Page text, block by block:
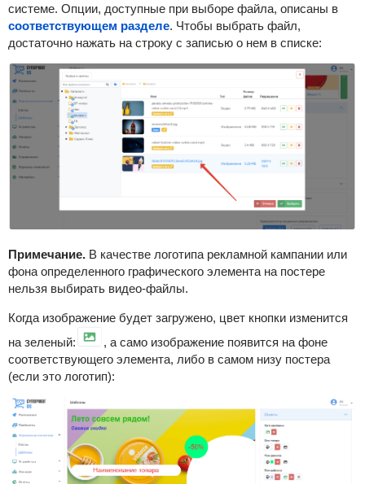
системе. Опции, доступные при выборе файла, описаны в
соответствующем разделе. Чтобы выбрать файл,
достаточно нажать на строку с записью о нем в списке:
Примечание.В качестве логотипа рекламной кампании или
фона определенного графического элемента на постере
нельзя выбирать видео-файлы.
Когда изображение будет загружено, цвет кнопки изменится
на зеленый:
, а само изображение появится на фоне
соответствующего элемента, либо в самом низу постера
(если это логотип):